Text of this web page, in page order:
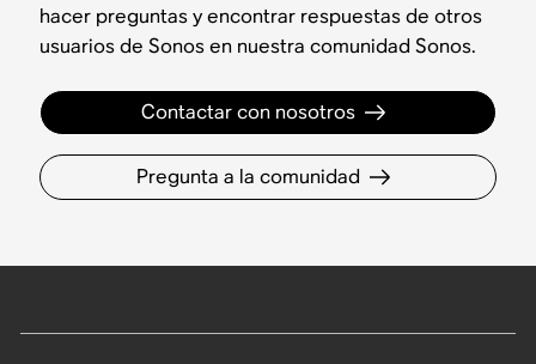
hacer preguntas y encontrar respuestas de otros
usuarios de Sonos en nuestra comunidad Sonos.
Contactar con nosotros
Pregunta a la comunidad